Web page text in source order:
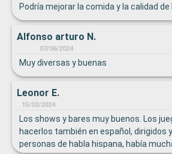
Podría mejorar la comida y la calidad
Alfonso arturo N.
07/06/2024
Muy diversas y buenas
Leonor E.
15/02/2024
Los shows y bares muy buenos. Los
hacerlos también en español, dirigidos
personas de habla hispana, había